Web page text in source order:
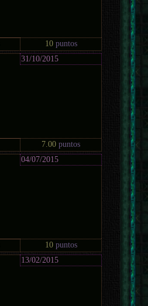
10puntos
31/10/2015
7.00 puntos
04/07/2015
10puntos
13/02/2015